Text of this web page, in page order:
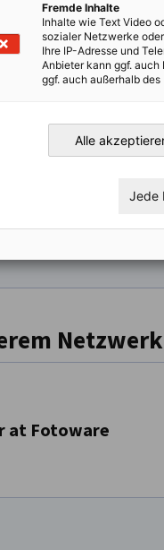
Netzwerk
at Fotoware
they rely on
Fremde Inhalte
Inhalte wie Text Video
sozialer Netzwerke
Ihre IP-Adresse und
Anbieter kann ggf.
ggf. auch außerhalb des
Alle
Jede